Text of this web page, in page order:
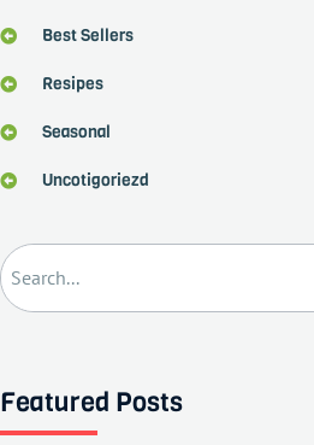
Best Sellers
Resipes
Seasonal
Uncotigoriezd
Featured Posts